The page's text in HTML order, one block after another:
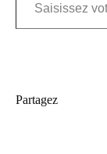
Partagez